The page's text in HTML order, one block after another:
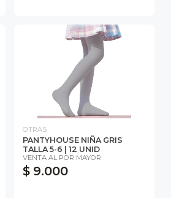
OTRAS
PANTYHOUSE NIÑA GRIS
TALLA 5-6 | 12 UNID
VENTA AL POR MAYOR
$ 9.000